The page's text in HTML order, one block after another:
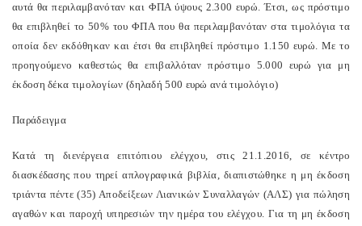
αυτά θα περιλαμβανόταν και ΦΠΑ ύψους 2.300 ευρώ. Έτσι, ως πρόστιμο
θα επιβληθεί το 50% του ΦΠΑ που θα περιλαμβανόταν στα τιμολόγια τα
οποία δεν εκδόθηκαν και έτσι θα επιβληθεί πρόστιμο 1.150 ευρώ. Με το
προηγούμενο καθεστώς θα επιβαλλόταν πρόστιμο 5.000 ευρώ για μη
έκδοση δέκα τιμολογίων (δηλαδή 500 ευρώ ανά τιμολόγιο)
Παράδειγμα
Κατά τη διενέργεια επιτόπιου ελέγχου, στις 21.1.2016, σε κέντρο
διασκέδασης που τηρεί απλογραφικά βιβλία, διαπιστώθηκε η μη έκδοση
τριάντα πέντε (35) Αποδείξεων Λιανικών Συναλλαγών (ΑΛΣ) για πώληση
αγαθών και παροχή υπηρεσιών την ημέρα του ελέγχου. Για τη μη έκδοση